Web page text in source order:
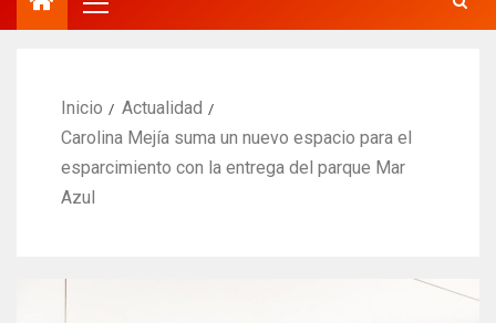
Inicio
Actualidad
Carolina Mejía suma un nuevo espacio para el
esparcimiento con la entrega del parque Mar
Azul